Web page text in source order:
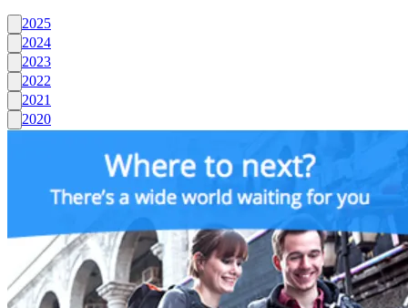
2025
2024
2023
2022
2021
2020